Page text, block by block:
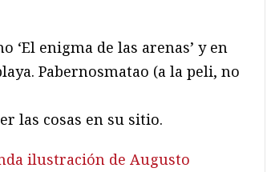
enigma de las arenas’ y en
Pabernosmatao (a la peli, no
las cosas en su sitio.
ilustración de Augusto